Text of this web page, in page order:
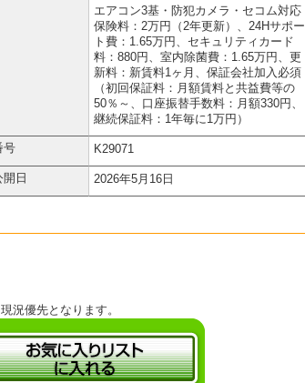
エアコン3基・防犯カメラ・セコム対応
保険料：2万円（2年更新）、24Hサポー
ト費：1.65万円、セキュリティカード
料：880円、室内除菌費：1.65万円、更
新料：新賃料1ヶ月、保証会社加入必須
（初回保証料：月額賃料と共益費等の
50％～、口座振替手数料：月額330円、
継続保証料：1年毎に1万円）
号 K29071
日 2026年5月16日
況優先となります。